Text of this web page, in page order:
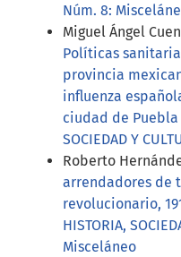
Núm. 8:
Miguel Ángel
Políticas
provincia
influenza
ciudad de Puebla
SOCIEDAD Y
Roberto
arrendadores de
revolucionario,
HISTORIA,
Misceláneo